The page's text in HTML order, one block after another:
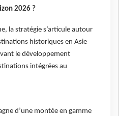
2026 ?
la stratégie s’articule autour
historiques en Asie
le développement
intégrées au
d’une montée en gamme